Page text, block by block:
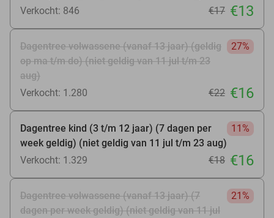
Verkocht: 846 €17 €13
Dagentree volwassene (vanaf 13 jaar) (geldig
op ma t/m do) (niet geldig van 11 jul t/m 23
aug)
27%
Verkocht: 1.280 €22 €16
Dagentree kind (3 t/m 12 jaar) (7 dagen per
week geldig) (niet geldig van 11 jul t/m 23 aug)
11%
Verkocht: 1.329 €18 €16
Dagentree volwassene (vanaf 13 jaar) (7
dagen per week geldig) (niet geldig van 11 jul
21%